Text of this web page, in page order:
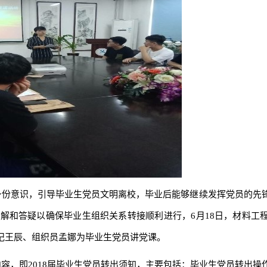
意识，引导毕业生党员文明离校，毕业后能够继续发挥党员的先
和答疑以确保毕业生组织关系转接顺利进行，6月18日，材料工
辰、组织员孟娜为毕业生党员讲党课。
，即2018届毕业生党员转出须知，主要包括：毕业生党员转出操